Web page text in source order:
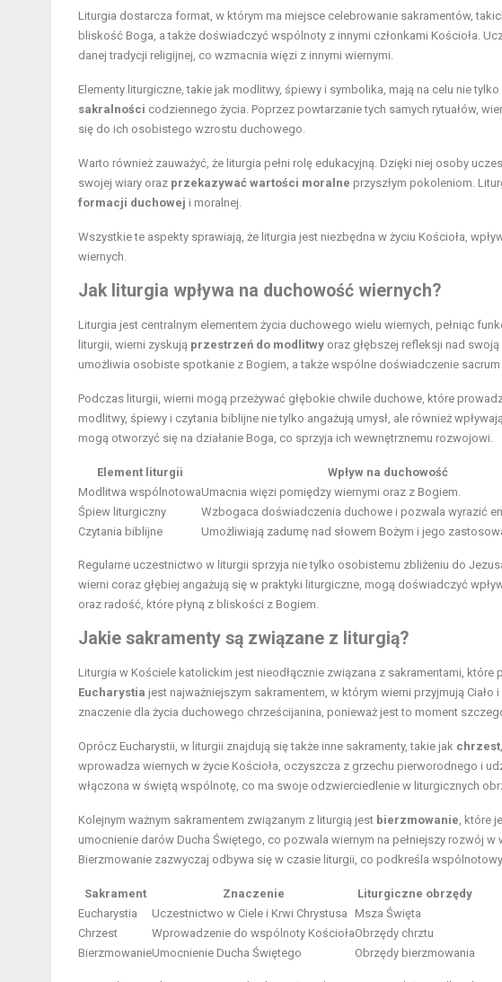
Liturgia dostarcza format, w którym ma miejsce celebrowanie sakramentów,
bliskość Boga, a także doświadczyć wspólnoty z innymi członkami Kościoła.
danej tradycji religijnej, co wzmacnia więzi z innymi wiernymi.
Elementy liturgiczne, takie jak modlitwy, śpiewy i symbolika, mają na celu nie
sakralności codziennego życia. Poprzez powtarzanie tych samych rytuałów,
się do ich osobistego wzrostu duchowego.
Warto również zauważyć, że liturgia pełni rolę edukacyjną. Dzięki niej osoby
swojej wiary oraz przekazywać wartości moralne przyszłym pokoleniom.
formacji duchowej i moralnej.
Wszystkie te aspekty sprawiają, że liturgia jest niezbędna w życiu Kościoła,
wiernych.
Jak liturgia wpływa na duchowość wiernych?
Liturgia jest centralnym elementem życia duchowego wielu wiernych, pełniąc
liturgii, wierni zyskują przestrzeń do modlitwy oraz głębszej refleksji nad
umożliwia osobiste spotkanie z Bogiem, a także wspólne doświadczenie sacrum
Podczas liturgii, wierni mogą przeżywać głębokie chwile duchowe, które
modlitwy, śpiewy i czytania biblijne nie tylko angażują umysł, ale również
mogą otworzyć się na działanie Boga, co sprzyja ich wewnętrznemu rozwojowi.
Element liturgii
Wpływ na duchowość
Modlitwa wspólnotowaUmacnia więzi pomiędzy wiernymi oraz z Bogiem.
Śpiew liturgiczny
Wzbogaca doświadczenia duchowe i pozwala wyrazić
Czytania biblijne
Umożliwiają zadumę nad słowem Bożym i jego
Regularne uczestnictwo w liturgii sprzyja nie tylko osobistemu zbliżeniu do
wierni coraz głębiej angażują się w praktyki liturgiczne, mogą doświadczyć
oraz radość, które płyną z bliskości z Bogiem.
Jakie sakramenty są związane z liturgią?
Liturgia w Kościele katolickim jest nieodłącznie związana z sakramentami, które
Eucharystia jest najważniejszym sakramentem, w którym wierni przyjmują
znaczenie dla życia duchowego chrześcijanina, ponieważ jest to moment
Oprócz Eucharystii, w liturgii znajdują się także inne sakramenty, takie jak chrzest
wprowadza wiernych w życie Kościoła, oczyszcza z grzechu pierworodnego i
włączona w świętą wspólnotę, co ma swoje odzwierciedlenie w liturgicznych
Kolejnym ważnym sakramentem związanym z liturgią jest bierzmowanie , które
umocnienie darów Ducha Świętego, co pozwala wiernym na pełniejszy rozwój
Bierzmowanie zazwyczaj odbywa się w czasie liturgii, co podkreśla
Sakrament Znaczenie
Liturgiczne obrzędy
Eucharystia
Uczestnictwo w Ciele i Krwi Chrystusa
Msza Święta
Chrzest
Wprowadzenie do wspólnoty KościołaObrzędy chrztu
BierzmowanieUmocnienie Ducha Świętego Obrzędy bierzmowania